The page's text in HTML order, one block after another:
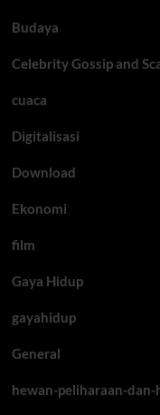
Budaya
Celebrity Gossip and
cuaca
Digitalisasi
Download
Ekonomi
film
Gaya Hidup
gayahidup
General
hewan-peliharaan-dan-